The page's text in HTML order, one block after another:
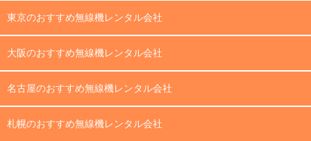
東京のおすすめ無線機レンタル会社
大阪のおすすめ無線機レンタル会社
名古屋のおすすめ無線機レンタル会社
札幌のおすすめ無線機レンタル会社